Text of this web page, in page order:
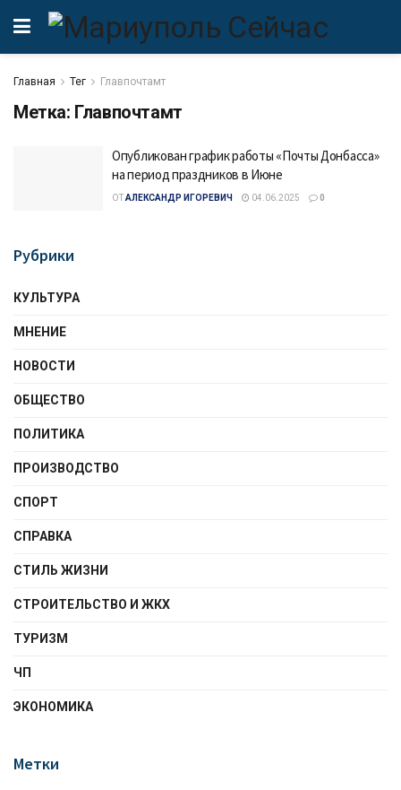
Главная Тег Главпочтамт
Метка: Главпочтамт
Опубликован график работы «Почты Донбасса»
на период праздников в Июне
ОТАЛЕКСАНДР ИГОРЕВИЧ 04.06.2025 0
Рубрики
КУЛЬТУРА
МНЕНИЕ
НОВОСТИ
ОБЩЕСТВО
ПОЛИТИКА
ПРОИЗВОДСТВО
СПОРТ
СПРАВКА
СТИЛЬ ЖИЗНИ
СТРОИТЕЛЬСТВО И ЖКХ
ТУРИЗМ
ЧП
ЭКОНОМИКА
Метки